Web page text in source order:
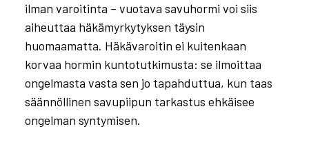
ilman varoitinta – vuotava savuhormi voi siis
aiheuttaa häkämyrkytyksen täysin
huomaamatta. Häkävaroitin ei kuitenkaan
korvaa hormin kuntotutkimusta: se ilmoittaa
ongelmasta vasta sen jo tapahduttua, kun taas
säännöllinen savupiipun tarkastus ehkäisee
ongelman syntymisen.